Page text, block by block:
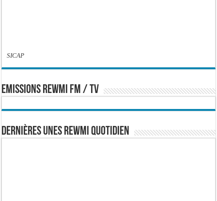
SICAP
EMISSIONS REWMI FM / TV
Dernières Unes Rewmi Quotidien